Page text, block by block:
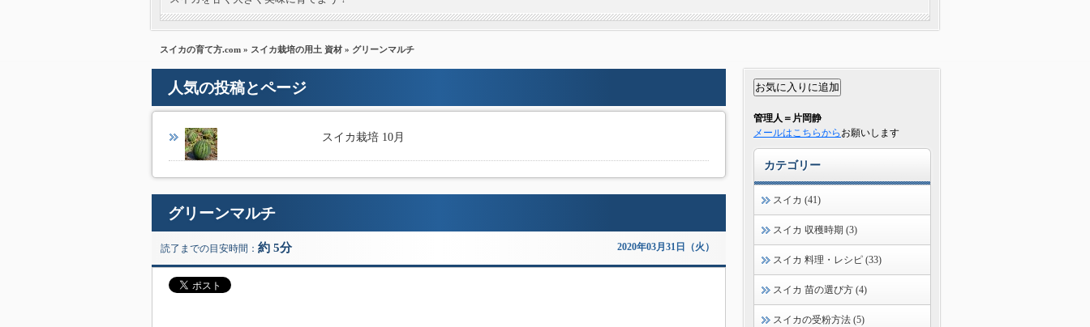
スイカの育て方.com » スイカ栽培の用土 資材 » グリーンマルチ
人気の投稿とページ
スイカ栽培 10月
グリーンマルチ
読了までの目安時間： 約 5分 2020年03月31日（火）
管理人＝片岡静
メールはこちらから お願いします
カテゴリー
スイカ (41)
スイカ 収穫時期 (3)
スイカ 料理・レシピ (33)
スイカ 苗の選び方 (4)
スイカの受粉方法 (5)